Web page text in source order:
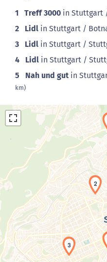
1 Treff 3000 in Stuttgart
2 Lidl in Stuttgart /
3 Lidl in Stuttgart /
4 Lidl in Stuttgart /
5 Nah und gut in
km)
2
3